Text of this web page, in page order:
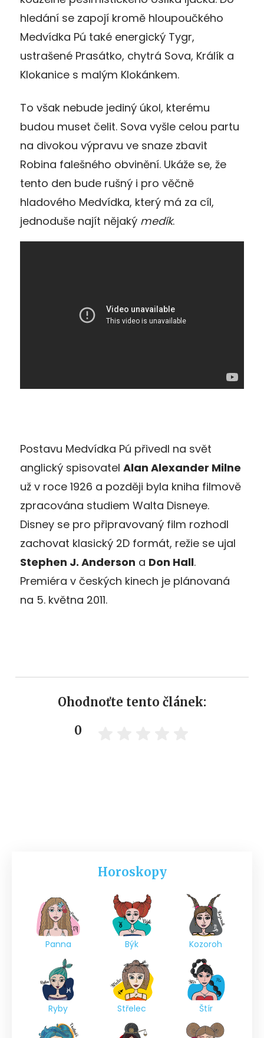
hledání se zapojí kromě hloupoučkého
Medvídka Pú také energický Tygr,
ustrašené Prasátko, chytrá Sova, Králík a
Klokanice s malým Klokánkem.
To však nebude jediný úkol, kterému
budou muset čelit. Sova vyšle celou partu
na divokou výpravu ve snaze zbavit
Robina falešného obvinění. Ukáže se, že
tento den bude rušný i pro věčně
hladového Medvídka, který má za cíl,
jednoduše najít nějaký medík.
Postavu Medvídka Pú přivedl na svět
anglický spisovatel Alan Alexander Milne
už v roce 1926 a později byla kniha filmově
zpracována studiem Walta Disneye.
Disney se pro připravovaný film rozhodl
zachovat klasický 2D formát, režie se ujal
Stephen J. Anderson a Don Hall.
Premiéra v českých kinech je plánovaná
na 5. května 2011.
Ohodnoťte tento článek:
0
Horoskopy
Panna Býk Kozoroh
Ryby Střelec Štír